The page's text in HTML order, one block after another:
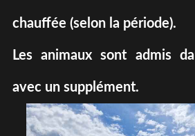
chauffée (selon la période).
Les animaux sont admis
avec un supplément.